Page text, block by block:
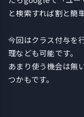
と検索すれば割と簡
今回はクラス付与を
理なども可能です。
あまり使う機会は無
つかもです。